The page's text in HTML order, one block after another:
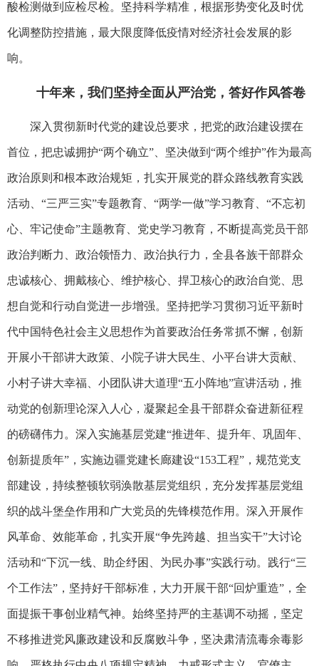
酸检测做到应检尽检。坚持科学精准，根据形势变化及时优
化调整防控措施，最大限度降低疫情对经济社会发展的影
响。
十年来，我们坚持全面从严治党，答好作风答卷
深入贯彻新时代党的建设总要求，把党的政治建设摆在
首位，把忠诚拥护“两个确立”、坚决做到“两个维护”作为最高
政治原则和根本政治规矩，扎实开展党的群众路线教育实践
活动、“三严三实”专题教育、“两学一做”学习教育、“不忘初
心、牢记使命”主题教育、党史学习教育，不断提高党员干部
政治判断力、政治领悟力、政治执行力，全县各族干部群众
忠诚核心、拥戴核心、维护核心、捍卫核心的政治自觉、思
想自觉和行动自觉进一步增强。坚持把学习贯彻习近平新时
代中国特色社会主义思想作为首要政治任务常抓不懈，创新
开展小干部讲大政策、小院子讲大民生、小平台讲大贡献、
小村子讲大幸福、小团队讲大道理“五小阵地”宣讲活动，推
动党的创新理论深入人心，凝聚起全县干部群众奋进新征程
的磅礴伟力。深入实施基层党建“推进年、提升年、巩固年、
创新提质年”，实施边疆党建长廊建设“153工程”，规范党支
部建设，持续整顿软弱涣散基层党组织，充分发挥基层党组
织的战斗堡垒作用和广大党员的先锋模范作用。深入开展作
风革命、效能革命，扎实开展“争先跨越、担当实干”大讨论
活动和“下沉一线、助企纾困、为民办事”实践行动。践行“三
个工作法”，坚持好干部标准，大力开展干部“回炉重造”，全
面提振干事创业精气神。始终坚持严的主基调不动摇，坚定
不移推进党风廉政建设和反腐败斗争，坚决肃清流毒余毒影